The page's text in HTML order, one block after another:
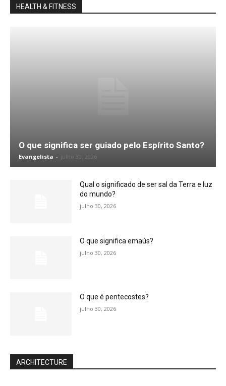
HEALTH & FITNESS
O que significa ser guiado pelo Espírito Santo?
Evangelista - julho 30, 2026
Qual o significado de ser sal da Terra e luz
do mundo?
julho 30, 2026
O que significa emaús?
julho 30, 2026
O que é pentecostes?
julho 30, 2026
ARCHITECTURE